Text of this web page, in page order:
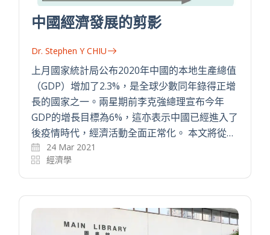
中國經濟發展的剪影
Dr. Stephen Y CHIU
上月國家統計局公布2020年中國的本地生產總值
（GDP）增加了2.3%，是全球少數同年錄得正增
長的國家之一。兩星期前李克強總理宣布今年
GDP的增長目標為6%，這亦表示中國已經進入了
後疫情時代，經濟活動全面正常化。 本文將從…
24 Mar 2021
經濟學